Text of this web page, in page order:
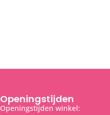
Openingstijden
Openingstijden winkel: